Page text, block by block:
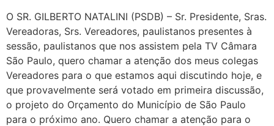
O SR. GILBERTO NATALINI (PSDB) – Sr. Presidente, Sras.
Vereadoras, Srs. Vereadores, paulistanos presentes à
sessão, paulistanos que nos assistem pela TV Câmara
São Paulo, quero chamar a atenção dos meus colegas
Vereadores para o que estamos aqui discutindo hoje, e
que provavelmente será votado em primeira discussão,
o projeto do Orçamento do Município de São Paulo
para o próximo ano. Quero chamar a atenção para o